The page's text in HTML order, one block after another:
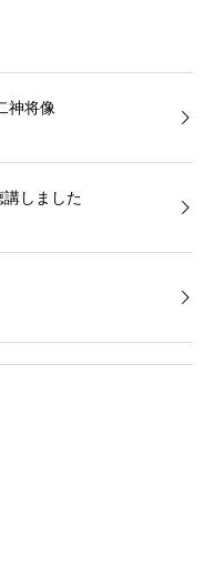
神将像
しました